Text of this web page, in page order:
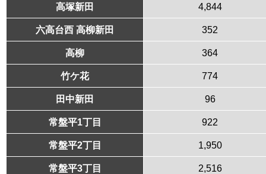
高塚新田 4,844
六高台西 高柳新田 352
高柳 364
竹ケ花 774
田中新田 96
常盤平1丁目 922
常盤平2丁目 1,950
常盤平3丁目 2,516